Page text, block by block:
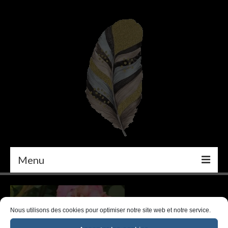
Nous utilisons des cookies pour optimiser notre site web et notre service.
Menu
PEINTURE
DÉCORATION INTÉRIEURE